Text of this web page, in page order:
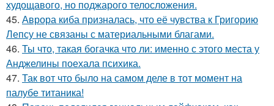
худощавого, но поджарого телосложения.
45. Аврора киба призналась, что её чувства к Григорию
Лепсу не связаны с материальными благами.
46. Ты что, такая богачка что ли: именно с этого места у
Анджелины поехала психика.
47. Так вот что было на самом деле в тот момент на
палубе титаника!